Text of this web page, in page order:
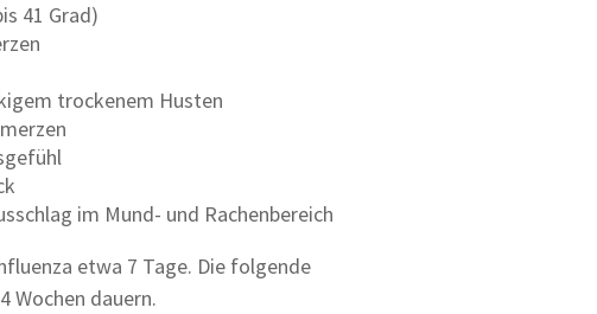
41 Grad)
trockenem Husten
im Mund- und Rachenbereich
etwa 7 Tage. Die folgende
Wochen dauern.